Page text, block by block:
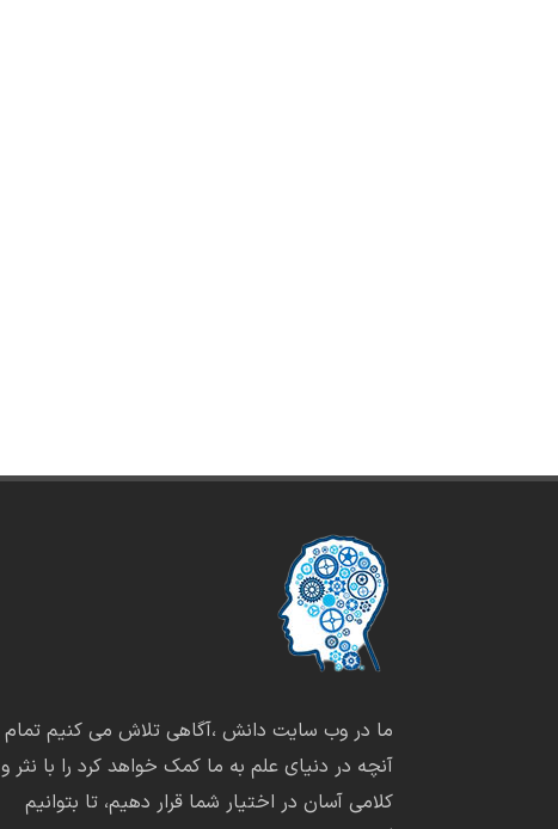
ما در وب سایت دانش ،آگاهی تلاش می کنیم تمام
آنچه در دنیای علم به ما کمک خواهد کرد را با نثر و
کلامی آسان در اختیار شما قرار دهیم، تا بتوانیم